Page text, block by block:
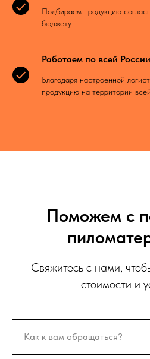
Подбираем продукцию
бюджету
Работаем по всей России
Благодаря настроенной
продукцию на территории
Поможем с
Свяжитесь с нами,
стоимости и
Как к вам обращаться?